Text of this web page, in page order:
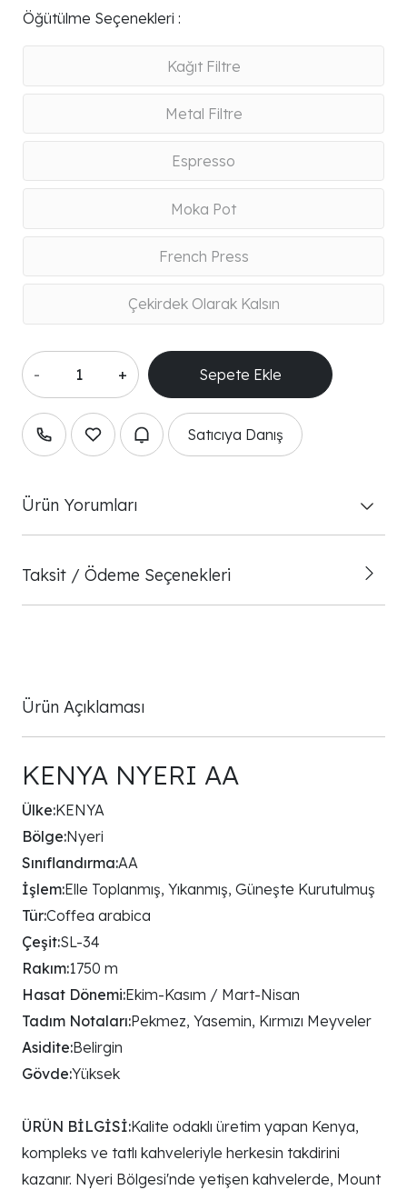
Öğütülme Seçenekleri :
Kağıt Filtre
Metal Filtre
Espresso
Moka Pot
French Press
Çekirdek Olarak Kalsın
- + Sepete Ekle
Satıcıya Danış
Ürün Yorumları
Taksit / Ödeme Seçenekleri
Ürün Açıklaması
KENYA NYERI AA
Ülke:KENYA
Bölge:Nyeri
Sınıflandırma:AA
İşlem:Elle Toplanmış, Yıkanmış, Güneşte Kurutulmuş
Tür:Coffea arabica
Çeşit:SL-34
Rakım:1750 m
Hasat Dönemi:Ekim-Kasım / Mart-Nisan
Tadım Notaları:Pekmez, Yasemin, Kırmızı Meyveler
Asidite:Belirgin
Gövde:Yüksek
ÜRÜN BİLGİSİ:Kalite odaklı üretim yapan Kenya,
kompleks ve tatlı kahveleriyle herkesin takdirini
kazanır. Nyeri Bölgesi'nde yetişen kahvelerde, Mount